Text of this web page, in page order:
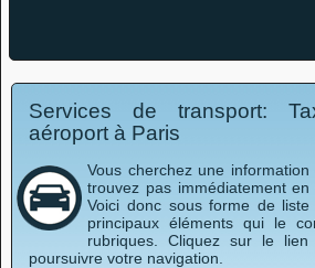
Services de transport:
aéroport à Paris
Vous cherchez une
trouvez pas immédiatement
Voici donc sous forme de
principaux éléments qui le
rubriques. Cliquez sur le
poursuivre votre navigation.